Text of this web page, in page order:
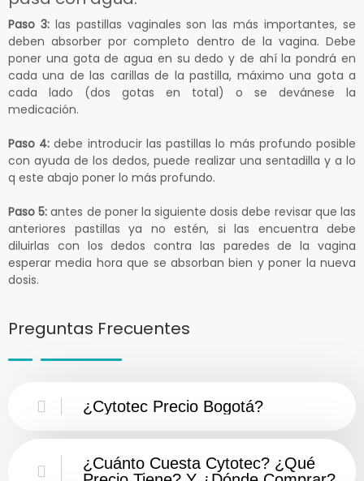
Paso 3:las pastillas vaginales son las más importantes, se
deben absorber por completo dentro de la vagina. Debe
poner una gota de agua en su dedo y de ahí la pondrá en
cada una de las carillas de la pastilla, máximo una gota a
cada lado (dos gotas en total) o se devánese la
medicación.
Paso 4: debe introducir las pastillas lo más profundo posible
con ayuda de los dedos, puede realizar una sentadilla y a lo
q este abajo poner lo más profundo.
Paso 5: antes de poner la siguiente dosis debe revisar que las
anteriores pastillas ya no estén, si las encuentra debe
diluirlas con los dedos contra las paredes de la vagina
esperar media hora que se absorban bien y poner la nueva
dosis.
Preguntas Frecuentes
¿Cytotec Precio Bogotá?
¿Cuánto Cuesta Cytotec? ¿Qué